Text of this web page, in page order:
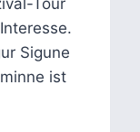
Tour
Sigune
ist